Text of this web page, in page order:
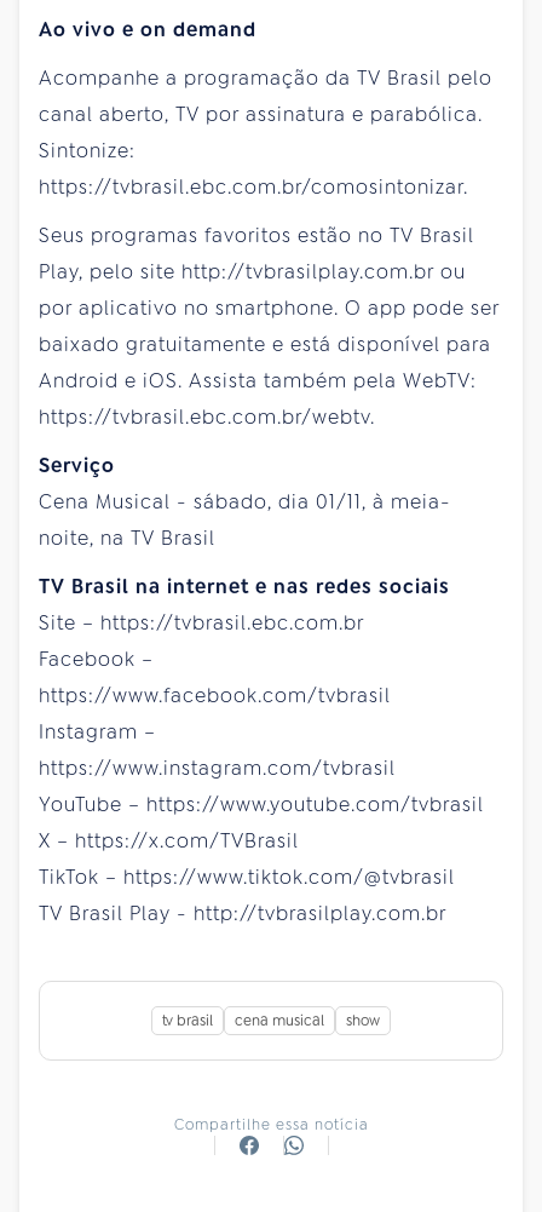
Ao vivo e on demand
Acompanhe a programação da TV Brasil pelo
canal aberto, TV por assinatura e parabólica.
Sintonize:
https://tvbrasil.ebc.com.br/comosintonizar.
Seus programas favoritos estão no TV Brasil
Play, pelo site http://tvbrasilplay.com.br ou
por aplicativo no smartphone. O app pode ser
baixado gratuitamente e está disponível para
Android e iOS. Assista também pela WebTV:
https://tvbrasil.ebc.com.br/webtv.
Serviço
Cena Musical - sábado, dia 01/11, à meia-
noite, na TV Brasil
TV Brasil na internet e nas redes sociais
Site – https://tvbrasil.ebc.com.br
Facebook –
https://www.facebook.com/tvbrasil
Instagram –
https://www.instagram.com/tvbrasil
YouTube – https://www.youtube.com/tvbrasil
X – https://x.com/TVBrasil
TikTok – https://www.tiktok.com/@tvbrasil
TV Brasil Play - http://tvbrasilplay.com.br
tv brasil cena musical show
Compartilhe essa notícia